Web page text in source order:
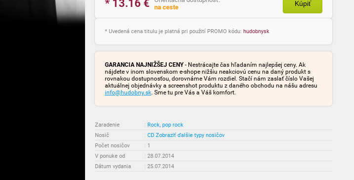
* 13.16 €
na ceste
Kúpiť
* Uvedená cena titulu je platná pri použití PROMO kódu: hudobnysk
GARANCIA NAJNIŽŠEJ CENY- Nestrácajte čas hľadaním najlepšej ceny. Ak
nájdete v inom slovenskom e-shope nižšiu neakciovú cenu na daný produkt s
rovnakou dostupnosťou, dorovnáme Vám rozdiel. Stačí nám zaslať číslo Vašej
aktuálnej objednávky a screenshot produktu z daného obchodu na nášu adresu
info@hudobny.sk. Sme tu pre Vás a Váš komfort.
Zaradenie : Rock, pop rock
Nosič
: CD Zobraziť ďalšie typy nosičov
Počet nosičov
: 1
V ponuke od
: 28.07.2014
Dátum vydania
: 25.07.2014